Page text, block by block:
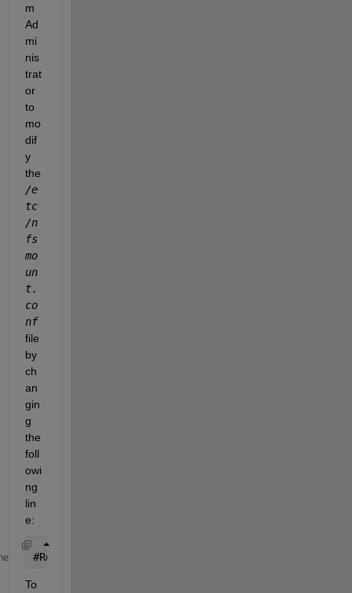
m
Ad
mi
nis
trat
or
to
mo
dif
y
the
/e
tc
/n
fs
mo
un
t.
co
nf
file
by
ch
an
gin
g
the
foll
owi
ng
lin
e:
#Rdirplus=True
To